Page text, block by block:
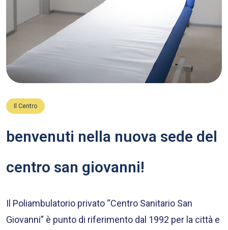
Il Centro
benvenuti nella nuova sede del
centro san giovanni!
Il Poliambulatorio privato “Centro Sanitario San
Giovanni” è punto di riferimento dal 1992 per la città e